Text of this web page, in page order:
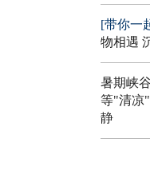
[带你一
物相遇
暑期峡
等"清凉
静